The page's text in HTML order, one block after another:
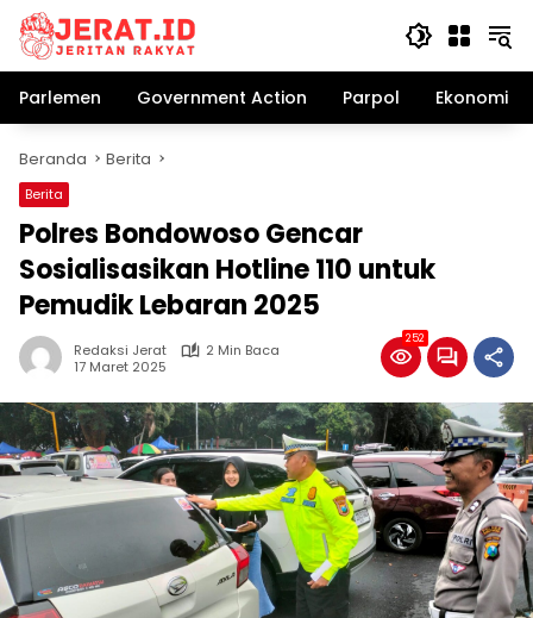
Langsung
konten
Parlemen
Government Action Parpol Ekonomi
Beranda Berita
Berita
Polres Bondowoso Gencar
Sosialisasikan Hotline 110 untuk
Pemudik Lebaran 2025
Redaksi Jerat
2 Min Baca
17 Maret 2025
252